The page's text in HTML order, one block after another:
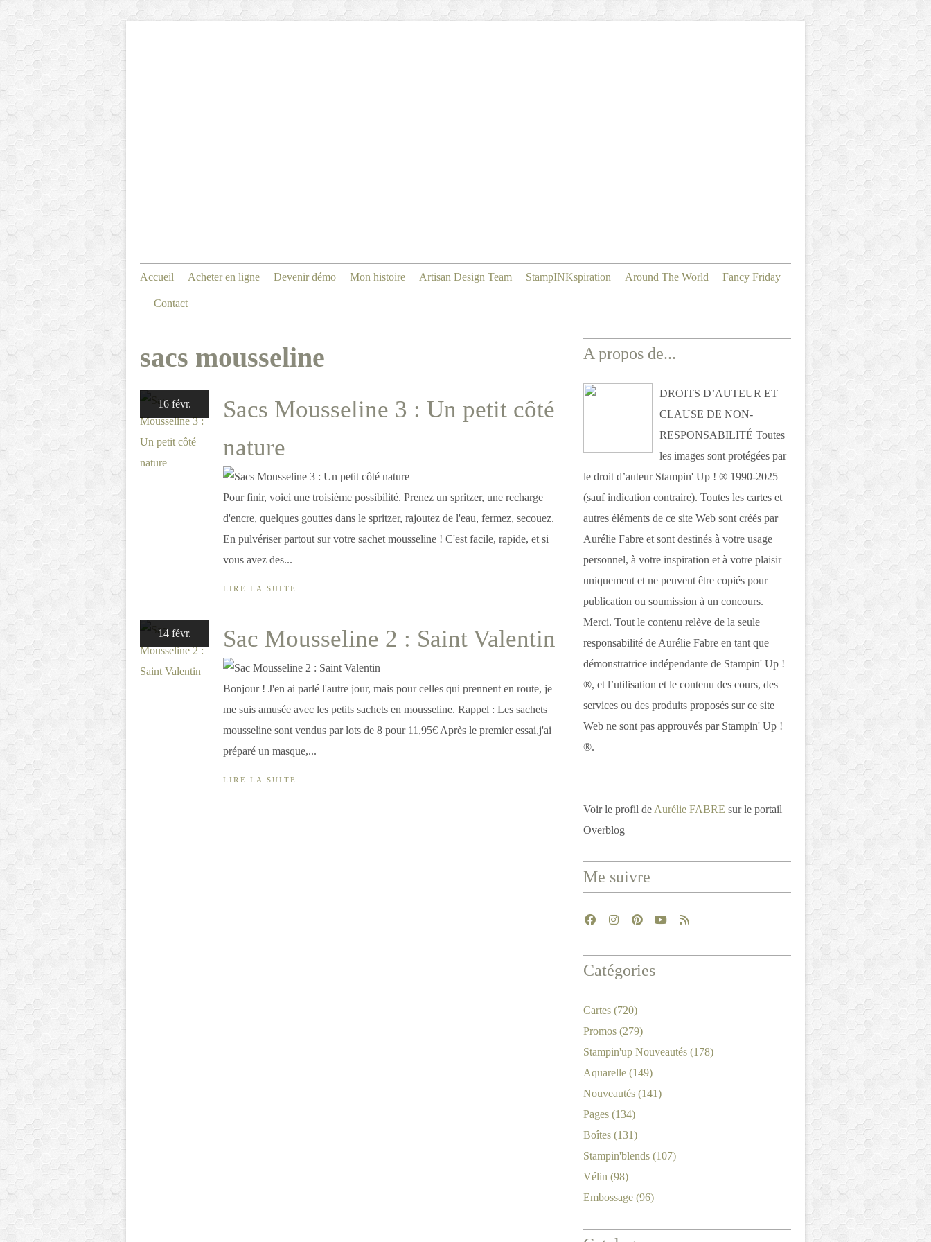
Accueil Acheter en ligne Devenir démo Mon histoire Artisan Design Team StampINKspiration Around The World Fancy Friday
Contact
sacs mousseline
16 févr.
Sacs Mousseline 3 : Un petit côté
nature
Pour finir, voici une troisième possibilité. Prenez un spritzer, une recharge
d'encre, quelques gouttes dans le spritzer, rajoutez de l'eau, fermez, secouez.
En pulvériser partout sur votre sachet mousseline ! C'est facile, rapide, et si
vous avez des...
LIRE LA SUITE
14 févr. Sac Mousseline 2 : Saint Valentin
Bonjour ! J'en ai parlé l'autre jour, mais pour celles qui prennent en route, je
me suis amusée avec les petits sachets en mousseline. Rappel : Les sachets
mousseline sont vendus par lots de 8 pour 11,95€ Après le premier essai,j'ai
préparé un masque,...
LIRE LA SUITE
A propos de...
DROITS D’AUTEUR ET
CLAUSE DE NON-
RESPONSABILITÉ Toutes
les images sont protégées par
le droit d’auteur Stampin' Up ! ® 1990-2025
(sauf indication contraire). Toutes les cartes et
autres éléments de ce site Web sont créés par
Aurélie Fabre et sont destinés à votre usage
personnel, à votre inspiration et à votre plaisir
uniquement et ne peuvent être copiés pour
publication ou soumission à un concours.
Merci. Tout le contenu relève de la seule
responsabilité de Aurélie Fabre en tant que
démonstratrice indépendante de Stampin' Up !
®, et l’utilisation et le contenu des cours, des
services ou des produits proposés sur ce site
Web ne sont pas approuvés par Stampin' Up !
®.
Voir le profil de Aurélie FABRE sur le portail
Overblog
Me suivre
Catégories
Cartes (720)
Promos (279)
Stampin'up Nouveautés (178)
Aquarelle (149)
Nouveautés (141)
Pages (134)
Boîtes (131)
Stampin'blends (107)
Vélin (98)
Embossage (96)